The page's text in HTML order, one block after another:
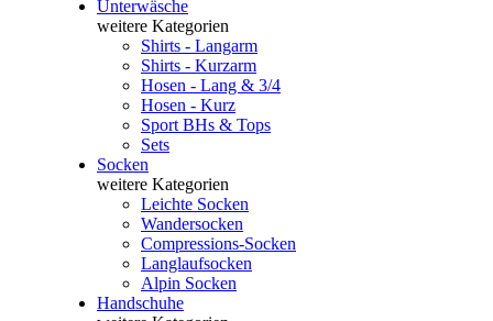
Unterwäsche
weitere Kategorien
Shirts - Langarm
Shirts - Kurzarm
Hosen - Lang & 3/4
Hosen - Kurz
Sport BHs & Tops
Sets
Socken
weitere Kategorien
Leichte Socken
Wandersocken
Compressions-Socken
Langlaufsocken
Alpin Socken
Handschuhe